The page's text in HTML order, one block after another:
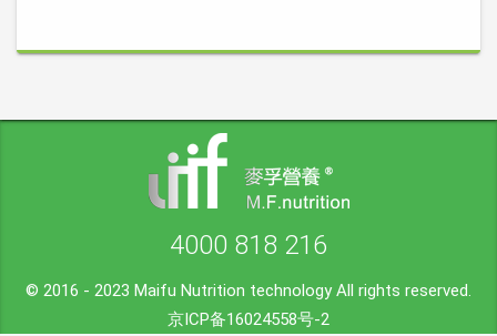
4000 818 216
© 2016 - 2023 Maifu Nutrition technology All rights reserved.
京ICP备16024558号-2